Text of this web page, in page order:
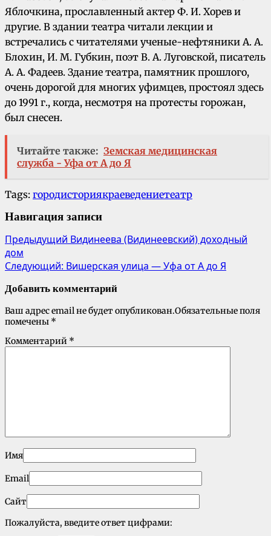
Яблочкина, прославленный актер Ф. И. Хорев и
другие. В здании театра читали лекции и
встречались с читателями ученые-нефтяники А. А.
Блохин, И. М. Губкин, поэт В. А. Луговской, писатель
А. А. Фадеев. Здание театра, памятник прошлого,
очень дорогой для многих уфимцев, простоял здесь
до 1991 г., когда, несмотря на протесты горожан,
был снесен.
Читайте также: Земская медицинская
служба - Уфа от А до Я
Tags: городисториякраеведениетеатр
Навигация записи
Предыдущий Видинеева (Видинеевский) доходный
дом
Следующий: Вишерская улица — Уфа от А до Я
Добавить комментарий
Ваш адрес email не будет опубликован.Обязательные поля
помечены *
Комментарий *
Имя
Email
Сайт
Пожалуйста, введите ответ цифрами: